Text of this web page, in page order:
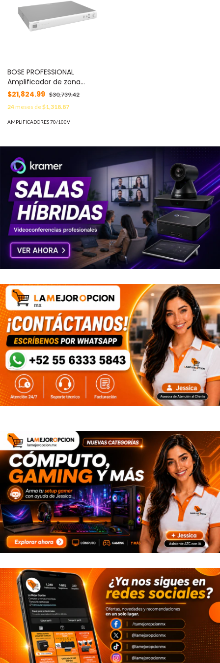
BOSE PROFESSIONAL
Amplificador de zona
integrado | FreeSpace |
2x120W | Clase D | Baja
impedancia MOD: IZA2120LZ
$21,824.99 $30,739.42
24meses de$1,318.87
AMPLIFICADORES 70/100V